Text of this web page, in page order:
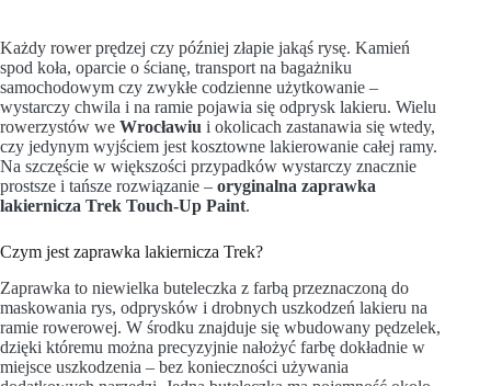
Każdy rower prędzej czy później złapie jakąś rysę. Kamień
spod koła, oparcie o ścianę, transport na bagażniku
samochodowym czy zwykłe codzienne użytkowanie –
wystarczy chwila i na ramie pojawia się odprysk lakieru. Wielu
rowerzystów we Wrocławiu i okolicach zastanawia się wtedy,
czy jedynym wyjściem jest kosztowne lakierowanie całej ramy.
Na szczęście w większości przypadków wystarczy znacznie
prostsze i tańsze rozwiązanie – oryginalna zaprawka
lakiernicza Trek Touch-Up Paint.
Czym jest zaprawka lakiernicza Trek?
Zaprawka to niewielka buteleczka z farbą przeznaczoną do
maskowania rys, odprysków i drobnych uszkodzeń lakieru na
ramie rowerowej. W środku znajduje się wbudowany pędzelek,
dzięki któremu można precyzyjnie nałożyć farbę dokładnie w
miejsce uszkodzenia – bez konieczności używania